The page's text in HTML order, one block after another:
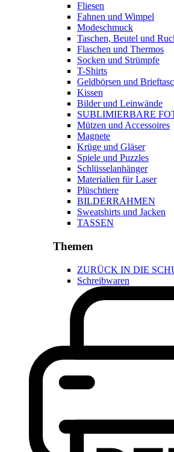
Fliesen
Fahnen und Wimpel
Modeschmuck
Taschen, Beutel und
Flaschen und Thermos
Socken und Strümpfe
T-Shirts
Geldbörsen und
Kissen
Bilder und Leinwände
SUBLIMIERBARE
Mützen und Accessoires
Magnete
Krüge und Gläser
Spiele und Puzzles
Schlüsselanhänger
Materialien für Laser
Plüschtiere
BILDERRAHMEN
Sweatshirts und Jacken
TASSEN
Themen
ZURÜCK IN DIE
Schreibwaren